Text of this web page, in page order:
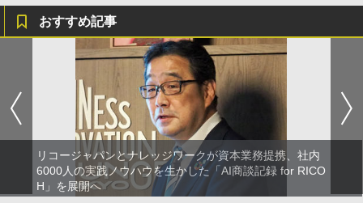
おすすめ記事
リコージャパンとナレッジワークが資本業務提携、社内
6000人の実践ノウハウを生かした「AI商談記録 for RICO
H」を展開へ